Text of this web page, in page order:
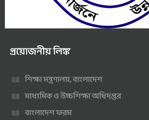
প্রয়োজনীয় লিঙ্ক
শিক্ষা মন্ত্রণালয়, বাংলাদেশ
মাধ্যমিক ও উচ্চশিক্ষা অধিদপ্তর
বাংলাদেশ ফরম